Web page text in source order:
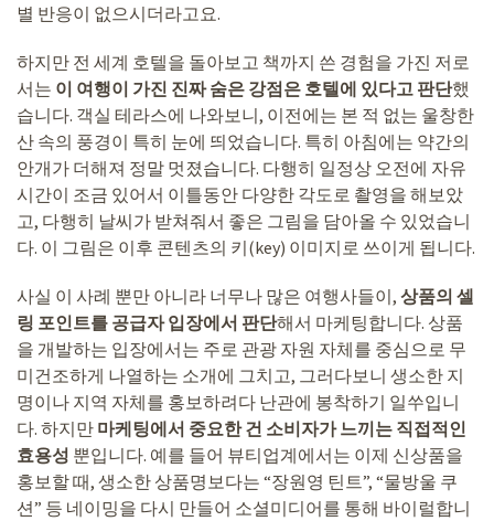
별 반응이 없으시더라고요.
하지만 전 세계 호텔을 돌아보고 책까지 쓴 경험을 가진 저로
서는 이 여행이 가진 진짜 숨은 강점은 호텔에 있다고 판단했
습니다. 객실 테라스에 나와보니, 이전에는 본 적 없는 울창한
산 속의 풍경이 특히 눈에 띄었습니다. 특히 아침에는 약간의
안개가 더해져 정말 멋졌습니다. 다행히 일정상 오전에 자유
시간이 조금 있어서 이틀동안 다양한 각도로 촬영을 해보았
고, 다행히 날씨가 받쳐줘서 좋은 그림을 담아올 수 있었습니
다. 이 그림은 이후 콘텐츠의 키(key) 이미지로 쓰이게 됩니다.
사실 이 사례 뿐만 아니라 너무나 많은 여행사들이, 상품의 셀
링 포인트를 공급자 입장에서 판단해서 마케팅합니다. 상품
을 개발하는 입장에서는 주로 관광 자원 자체를 중심으로 무
미건조하게 나열하는 소개에 그치고, 그러다보니 생소한 지
명이나 지역 자체를 홍보하려다 난관에 봉착하기 일쑤입니
다. 하지만 마케팅에서 중요한 건 소비자가 느끼는 직접적인
효용성 뿐입니다. 예를 들어 뷰티업계에서는 이제 신상품을
홍보할 때, 생소한 상품명보다는 “장원영 틴트”, “물방울 쿠
션” 등 네이밍을 다시 만들어 소셜미디어를 통해 바이럴합니